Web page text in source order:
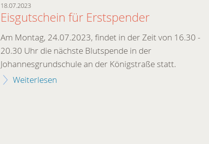
18.07.2023
Eisgutschein für Erstspender
Am Montag, 24.07.2023, findet in der Zeit von 16.30 -
20.30 Uhr die nächste Blutspende in der
Johannesgrundschule an der Königstraße statt.
Weiterlesen